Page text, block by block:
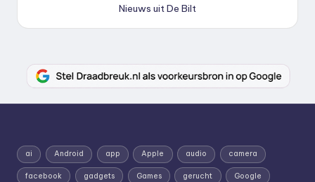
Nieuws uit De Bilt
ai Android app Apple audio camera
facebook gadgets Games gerucht Google